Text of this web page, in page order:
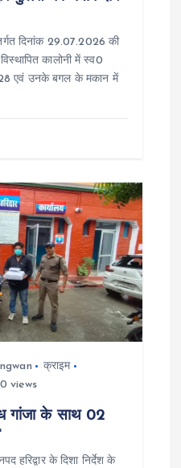
दिनांक 29.07.2026 की
कालोनी में स्व0
एवं उनके बगल के मकान में
क्राइम
views
गांजा के साथ 02
हरिद्वार के दिशा निर्देश के